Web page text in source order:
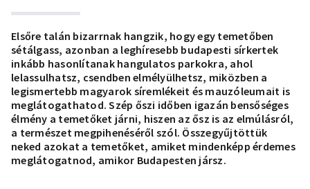
Elsőre talán bizarrnak hangzik, hogy egy temetőben
sétálgass, azonban a leghíresebb budapesti sírkertek
inkább hasonlítanak hangulatos parkokra, ahol
lelassulhatsz, csendben elmélyülhetsz, miközben a
legismertebb magyarok síremlékeit és mauzóleumait is
meglátogathatod. Szép őszi időben igazán bensőséges
élmény a temetőket járni, hiszen az ősz is az elmúlásról,
a természet megpihenéséről szól. Összegyűjtöttük
neked azokat a temetőket, amiket mindenképp érdemes
meglátogatnod, amikor Budapesten jársz.